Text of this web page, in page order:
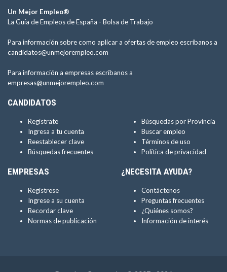
Un Mejor Empleo®
La Guía de Empleos de España - Bolsa de Trabajo
Para información sobre como aplicar a ofertas de empleo escríbanos a
candidatos@unmejorempleo.com
Para información a empresas escríbanos a
empresas@unmejorempleo.com
CANDIDATOS
Regístrate
Ingresa a tu cuenta
Reestablecer clave
Búsquedas frecuentes
Búsquedas por Provincia
Buscar empleo
Términos de uso
Política de privacidad
EMPRESAS
Regístrese
Ingrese a su cuenta
Recordar clave
Normas de publicación
¿NECESITA AYUDA?
Contáctenos
Preguntas frecuentes
¿Quiénes somos?
Información de interés